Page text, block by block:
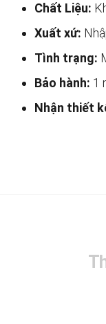
Chất Liệu:
Xuất xứ:
Tình trạng:
Bảo hành: 1
Nhận thiết